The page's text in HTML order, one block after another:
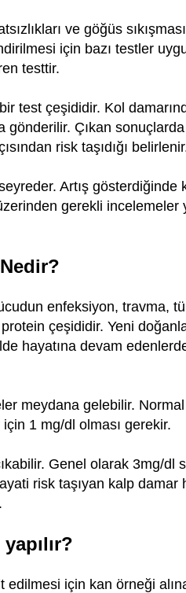
ve göğüs
için bazı testler
testtir.
test çeşididir. Kol
Çıkan
risk taşıdığı
Artış gösterdiğinde
gerekli incelemeler
enfeksiyon, travma,
protein çeşididir. Yeni
hayatına devam
meydana gelebilir.
1 mg/dl olması gerekir.
Genel olarak 3mg/dl
risk taşıyan kalp damar
edilmesi için kan örneği